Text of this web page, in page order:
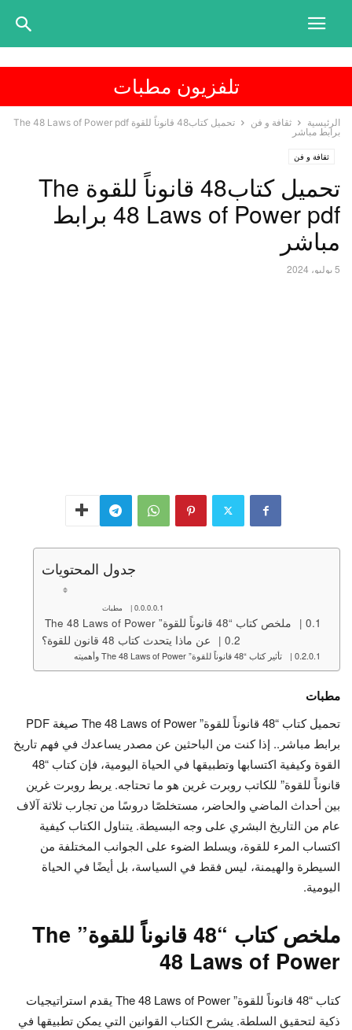
تلفزيون مطبات
الرئيسية ثقافة و فن
تحميل كتاب48 قانوناً للقوة The 48 Laws of Power pdf
برابط مباشر
ثقافة و فن
تحميل كتاب48 قانوناً للقوة The
48 Laws of Power pdf برابط
مباشر
5 يوليو، 2024
جدول المحتويات
مطبات
ملخص كتاب “48 قانوناً للقوة” The 48 Laws of Power
عن ماذا يتحدث كتاب 48 قانون للقوة؟
تأثير كتاب “48 قانوناً للقوة” The 48 Laws of Power وأهميته
مطبات
تحميل كتاب “48 قانوناً للقوة” The 48 Laws of Power صيغة PDF
برابط مباشر.. إذا كنت من الباحثين عن مصدر يساعدك في فهم تاريخ
القوة وكيفية اكتسابها وتطبيقها في الحياة اليومية، فإن كتاب “48
قانوناً للقوة” للكاتب روبرت غرين هو ما تحتاجه. يربط روبرت غرين
بين أحداث الماضي والحاضر، مستخلصًا دروسًا من تجارب ثلاثة آلاف
عام من التاريخ البشري على وجه البسيطة. يتناول الكتاب كيفية
اكتساب المرء للقوة، ويسلط الضوء على الجوانب المختلفة من
السيطرة والهيمنة، ليس فقط في السياسة، بل أيضًا في الحياة
اليومية.
ملخص كتاب “48 قانوناً للقوة” The
48 Laws of Power
كتاب “48 قانوناً للقوة” The 48 Laws of Power يقدم استراتيجيات
ذكية لتحقيق السلطة. يشرح الكتاب القوانين التي يمكن تطبيقها في